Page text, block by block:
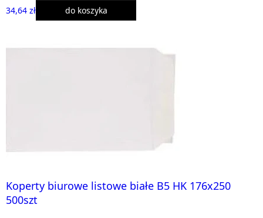
34,64 zł do koszyka
Koperty biurowe listowe białe B5 HK 176x250
500szt